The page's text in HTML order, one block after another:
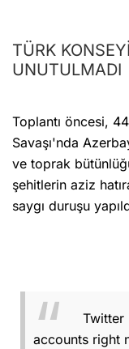
TÜRK
UNUTULMADI
Toplantı öncesi,
Savaşı'nda
ve toprak
şehitlerin aziz
saygı duruşu
Twitter
accounts right